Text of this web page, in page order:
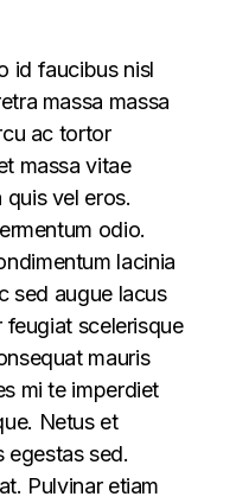
id faucibus nisl
massa massa
ac tortor
massa vitae
vel eros.
odio.
lacinia
sed augue lacus
feugiat scelerisque
mauris
mi te imperdiet
Netus et
egestas sed.
Pulvinar etiam